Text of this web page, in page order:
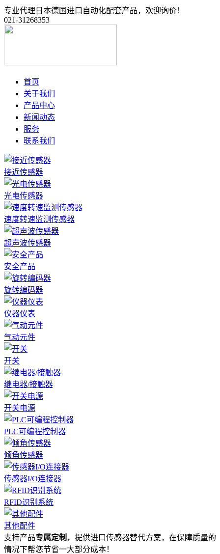
专业代理日本德国进口自动化配套产品，欢迎询价！
021-31268353
首页
关于我们
产品中心
新闻动态
服务
联系我们
接近传感器
光电传感器
速度转速监测传感器
超声波传感器
安全产品
旋转编码器
仪器仪表
气动元件
开关
继电器/接触器
开关电源
PLC可编程控制器
倾角传感器
传感器I/O连接器
RFID识别系统
其他配件
支持产品专属定制 ，提供进口传感器替代方案，在保障质量的
情况下帮您节省一大部分成本！